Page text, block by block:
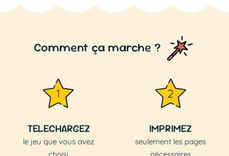
Comment ça marche ?
TELECHARGEZ
le jeu que vous avez
choisi
IMPRIMEZ
seulement les pages
nécessaires